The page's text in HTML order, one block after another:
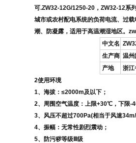
可.ZW32-12G/1250-20，ZW32-12系
城市或农村配电系统的负荷电流、过
潮、防凝露，适用于高温潮湿地区。
中文名
生产商 温州
产地
浙江
2使用环境
1、海拔：≤2000m及以下；
2、周围空气温度：上限+30℃，下限-
3、风压不超过700Pa(相当于风速
4、振幅：无常性剧烈震动；
5、防污秽等级Ⅲ级